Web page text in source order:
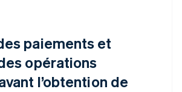
paiements et
opérations
l’obtention de